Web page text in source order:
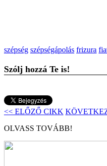
szépség szépségápolás frizura
Szólj hozzá Te is!
<< ELŐZŐ CIKK
OLVASS TOVÁBB!